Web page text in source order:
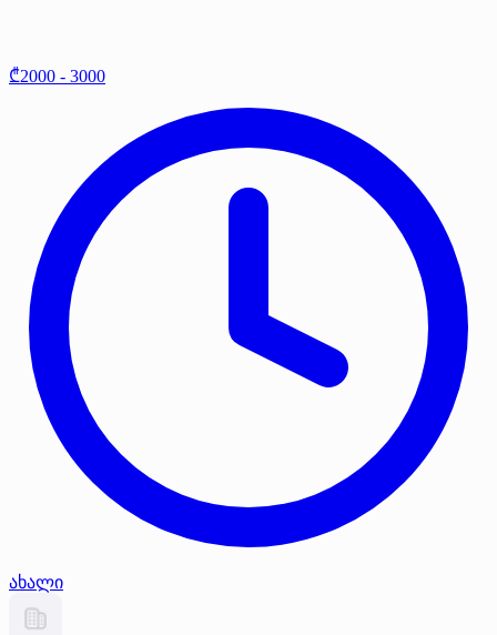
₾2000 - 3000
ახალი